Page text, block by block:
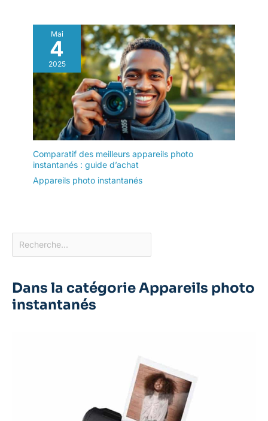
Mai
4
2025
Comparatif des meilleurs appareils photo
instantanés : guide d’achat
Appareils photo instantanés
Dans la catégorie Appareils photo
instantanés